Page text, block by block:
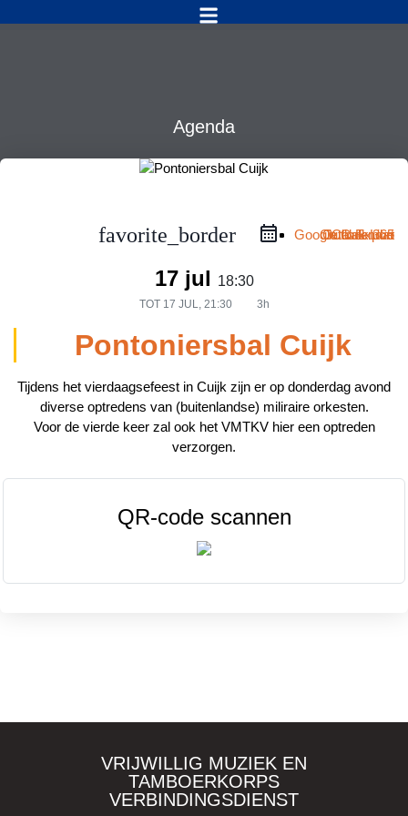
Agenda
favorite_border iCal Export
Google Calendar
Outlook 365
Outlook Live
17 jul 18:30
TOT 17 JUL, 21:30 3h
Pontoniersbal Cuijk
Tijdens het vierdaagsefeest in Cuijk zijn er op donderdag avond
diverse optredens van (buitenlandse) miliraire orkesten.
Voor de vierde keer zal ook het VMTKV hier een optreden
verzorgen.
QR-code scannen
VRIJWILLIG MUZIEK EN
TAMBOERKORPS
VERBINDINGSDIENST